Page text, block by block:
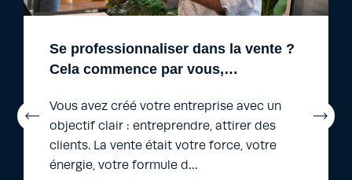
Se professionnaliser dans la vente ?
Cela commence par vous,…
Vous avez créé votre entreprise avec un
objectif clair : entreprendre, attirer des
clients. La vente était votre force, votre
énergie, votre formule d…